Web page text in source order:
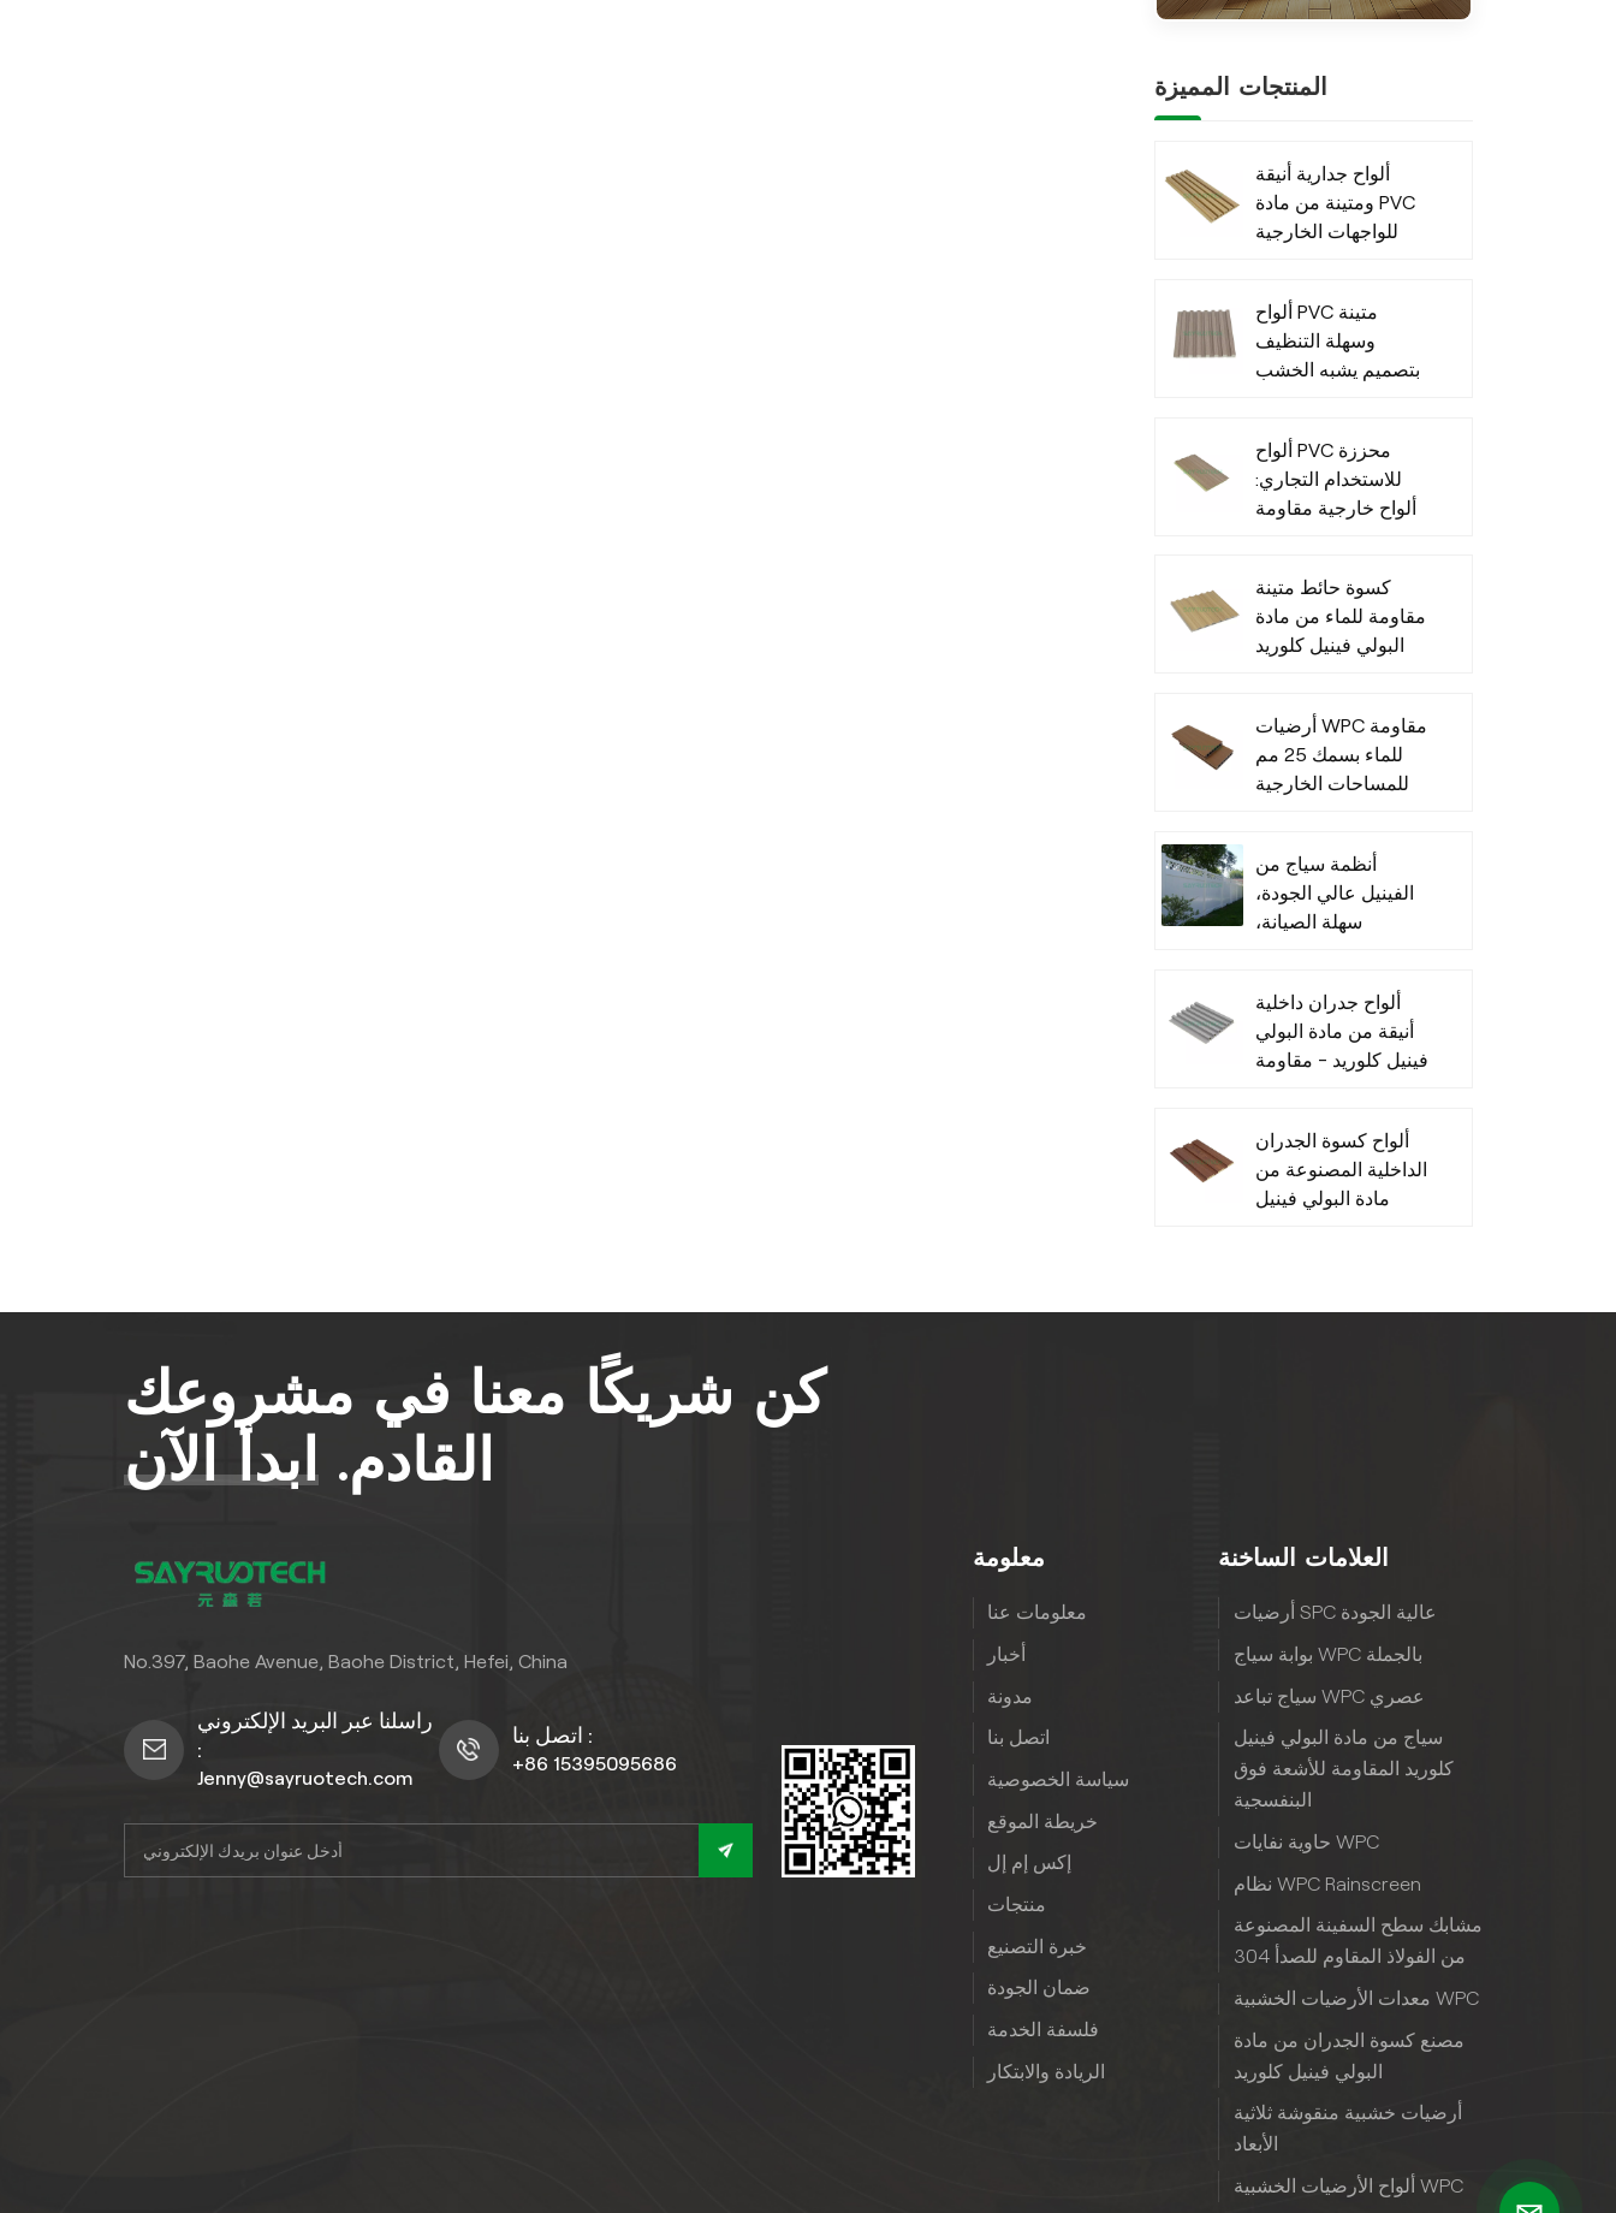
المنتجات المميزة
ألواح جدارية أنيقة
ومتينة من مادة PVC
للواجهات الخارجية
ألواح PVC متينة
وسهلة التنظيف
بتصميم يشبه الخشب
ألواح PVC محززة
للاستخدام التجاري:
ألواح خارجية مقاومة
كسوة حائط متينة
مقاومة للماء من مادة
البولي فينيل كلوريد
أرضيات WPC مقاومة
للماء بسمك 25 مم
للمساحات الخارجية
أنظمة سياج من
الفينيل عالي الجودة،
سهلة الصيانة،
ألواح جدران داخلية
أنيقة من مادة البولي
فينيل كلوريد - مقاومة
ألواح كسوة الجدران
الداخلية المصنوعة من
مادة البولي فينيل
كن شريكًا معنا في مشروعك
القادم. ابدأ الآن
No.397, Baohe Avenue, Baohe District, Hefei, China
راسلنا عبر البريد الإلكتروني
:
Jenny@sayruotech.com
اتصل بنا :
+86 15395095686
معلومة
معلومات عنا
أخبار
مدونة
اتصل بنا
سياسة الخصوصية
خريطة الموقع
إكس إم إل
منتجات
خبرة التصنيع
ضمان الجودة
فلسفة الخدمة
الريادة والابتكار
العلامات الساخنة
أرضيات SPC عالية الجودة
بوابة سياج WPC بالجملة
سياج تباعد WPC عصري
سياج من مادة البولي فينيل
كلوريد المقاومة للأشعة فوق
البنفسجية
حاوية نفايات WPC
نظام WPC Rainscreen
مشابك سطح السفينة المصنوعة
من الفولاذ المقاوم للصدأ 304
معدات الأرضيات الخشبية WPC
مصنع كسوة الجدران من مادة
البولي فينيل كلوريد
أرضيات خشبية منقوشة ثلاثية
الأبعاد
ألواح الأرضيات الخشبية WPC